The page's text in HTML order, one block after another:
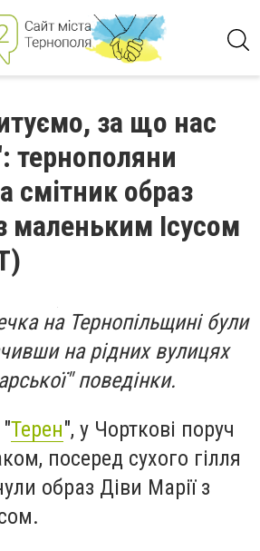
за що нас
тернополяни
смітник образ
маленьким Ісусом
на Тернопільщині були
на рідних вулицях
поведінки.
Терен", у Чорткові поруч
посеред сухого гілля
образ Діви Марії з